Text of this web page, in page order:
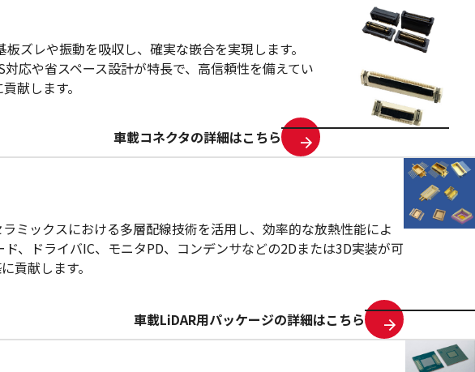
ズレや振動を吸収し、確実な嵌合を実現します。
応や省スペース設計が特長で、高信頼性を備えてい
献します。
車載コネクタの詳細はこちら
ミックスにおける多層配線技術を活用し、効率的な放熱性能によ
、ドライバIC、モニタPD、コンデンサなどの2Dまたは3D実装が可
貢献します。
車載LiDAR用パッケージの詳細はこちら